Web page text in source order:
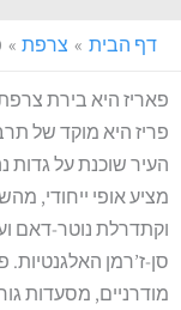
דף הבית צרפת
פאריז היא בירת
פריז היא מוקד של
העיר שוכנת על
מציע אופי ייחודי,
וקתדרלת נוטר-דאם
סן-ז’רמן
מודרניים, מסעדות